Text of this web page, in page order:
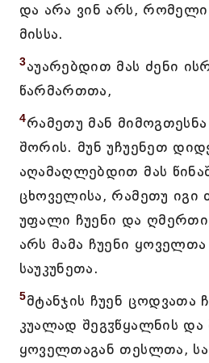
და არა ვინ არს, რომელი
მისსა.
3აუარებდით მას ძენი
წარმართთა,
4რამეთუ მან
შორის. მუნ უჩუენეთ
აღამაღლებდით მას
ცხოველისა, რამეთუ იგი
უფალი ჩუენი და
არს მამა ჩუენი
საუკუნეთა.
5მტანჯის ჩუენ ცოდვათა
კუალად შეგჳწყალნის და
ყოველთაგან თესლთა,